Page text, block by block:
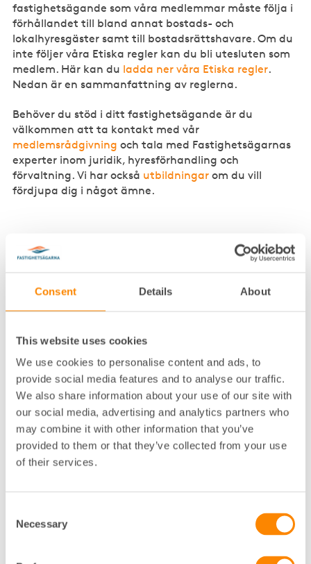
Consent Details About
This website uses cookies
We use cookies to personalise content and ads, to
provide social media features and to analyse our traffic.
We also share information about your use of our site with
our social media, advertising and analytics partners who
may combine it with other information that you’ve
provided to them or that they’ve collected from your use
of their services.
Selection
Necessary
fastighetsägande som våra medlemmar måste följa i
förhållandet till bland annat bostads- och
lokalhyresgäster samt till bostadsrättshavare. Om du
inte följer våra Etiska regler kan du bli utesluten som
medlem. Här kan du ladda ner våra Etiska regler.
Nedan är en sammanfattning av reglerna.
Behöver du stöd i ditt fastighetsägande är du
välkommen att ta kontakt med vår
medlemsrådgivning och tala med Fastighetsägarnas
experter inom juridik, hyresförhandling och
förvaltning. Vi har också utbildningar om du vill
fördjupa dig i något ämne.
1 Respekt och hänsyn
bostadsrättshavare och bemöter dem
alltid professionellt mot hyresgäster
dem som söker bostad eller lokal.
2
Information och
service
Du är tillgänglig och tillmötesgående
för hyresgäster och bostadsrättshavare.
Boende och lokalhyresgäster ska kunna
känna att du är pålitlig och korrekt i